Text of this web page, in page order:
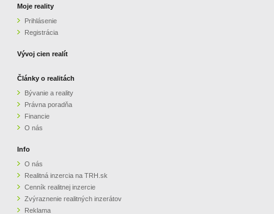
PARTNERI
OBCHODNÉ PODMIENKY
KONTAKT
Moje reality
Prihlásenie
Registrácia
Vývoj cien realít
Články o realitách
Bývanie a reality
Právna poradňa
Financie
O nás
Info
O nás
Realitná inzercia na TRH.sk
Cenník realitnej inzercie
Zvýraznenie realitných inzerátov
Reklama